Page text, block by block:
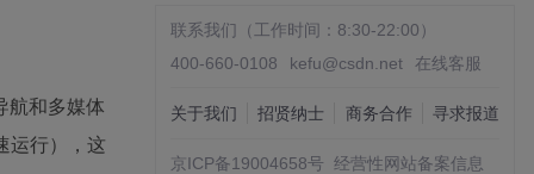
航和多媒体
运行），这
联系我们（工作时间：8:30-22:00）
400-660-0108
kefu@csdn.net 在线客服
关于我们 招贤纳士 商务合作 寻求报道
京ICP备19004658号 经营性网站备案信息